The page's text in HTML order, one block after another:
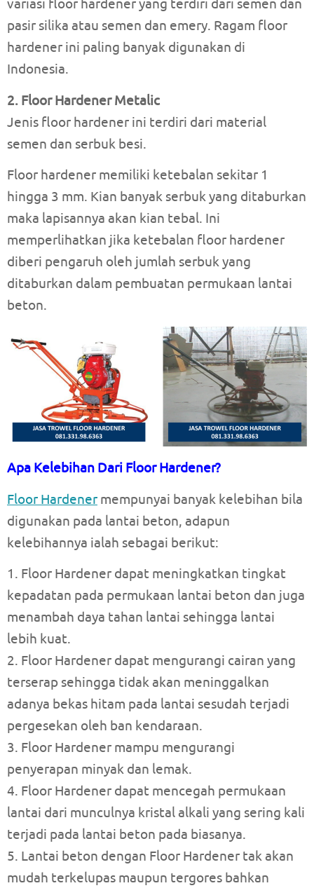
variasi floor hardener yang terdiri dari semen dan
pasir silika atau semen dan emery. Ragam floor
hardener ini paling banyak digunakan di
Indonesia.
2. Floor Hardener Metalic
Jenis floor hardener ini terdiri dari material
semen dan serbuk besi.
Floor hardener memiliki ketebalan sekitar 1
hingga 3 mm. Kian banyak serbuk yang ditaburkan
maka lapisannya akan kian tebal. Ini
memperlihatkan jika ketebalan floor hardener
diberi pengaruh oleh jumlah serbuk yang
ditaburkan dalam pembuatan permukaan lantai
beton.
Apa Kelebihan Dari Floor Hardener?
Floor Hardener mempunyai banyak kelebihan bila
digunakan pada lantai beton, adapun
kelebihannya ialah sebagai berikut:
1. Floor Hardener dapat meningkatkan tingkat
kepadatan pada permukaan lantai beton dan juga
menambah daya tahan lantai sehingga lantai
lebih kuat.
2. Floor Hardener dapat mengurangi cairan yang
terserap sehingga tidak akan meninggalkan
adanya bekas hitam pada lantai sesudah terjadi
pergesekan oleh ban kendaraan.
3. Floor Hardener mampu mengurangi
penyerapan minyak dan lemak.
4. Floor Hardener dapat mencegah permukaan
lantai dari munculnya kristal alkali yang sering kali
terjadi pada lantai beton pada biasanya.
5. Lantai beton dengan Floor Hardener tak akan
mudah terkelupas maupun tergores bahkan